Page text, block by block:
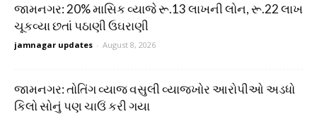
જામનગર: 20% માસિક વ્યાજે રૂ.13 લાખની લોન, રૂ.22 લાખ
ચૂકવ્યા છતાં પઠાણી ઉઘરાણી
jamnagar updates - August 8, 2026
જામનગર: તોતિંગ વ્યાજ વસુલી વ્યાજખોર આરોપીઓ અડધો
કિલો સોનું પણ ચાઉં કરી ગયા